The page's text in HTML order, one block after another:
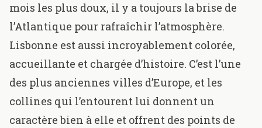
mois les plus doux, il y a toujours la brise de
l’Atlantique pour rafraîchir l’atmosphère.
Lisbonne est aussi incroyablement colorée,
accueillante et chargée d’histoire. C’est l’une
des plus anciennes villes d’Europe, et les
collines qui l’entourent lui donnent un
caractère bien à elle et offrent des points de